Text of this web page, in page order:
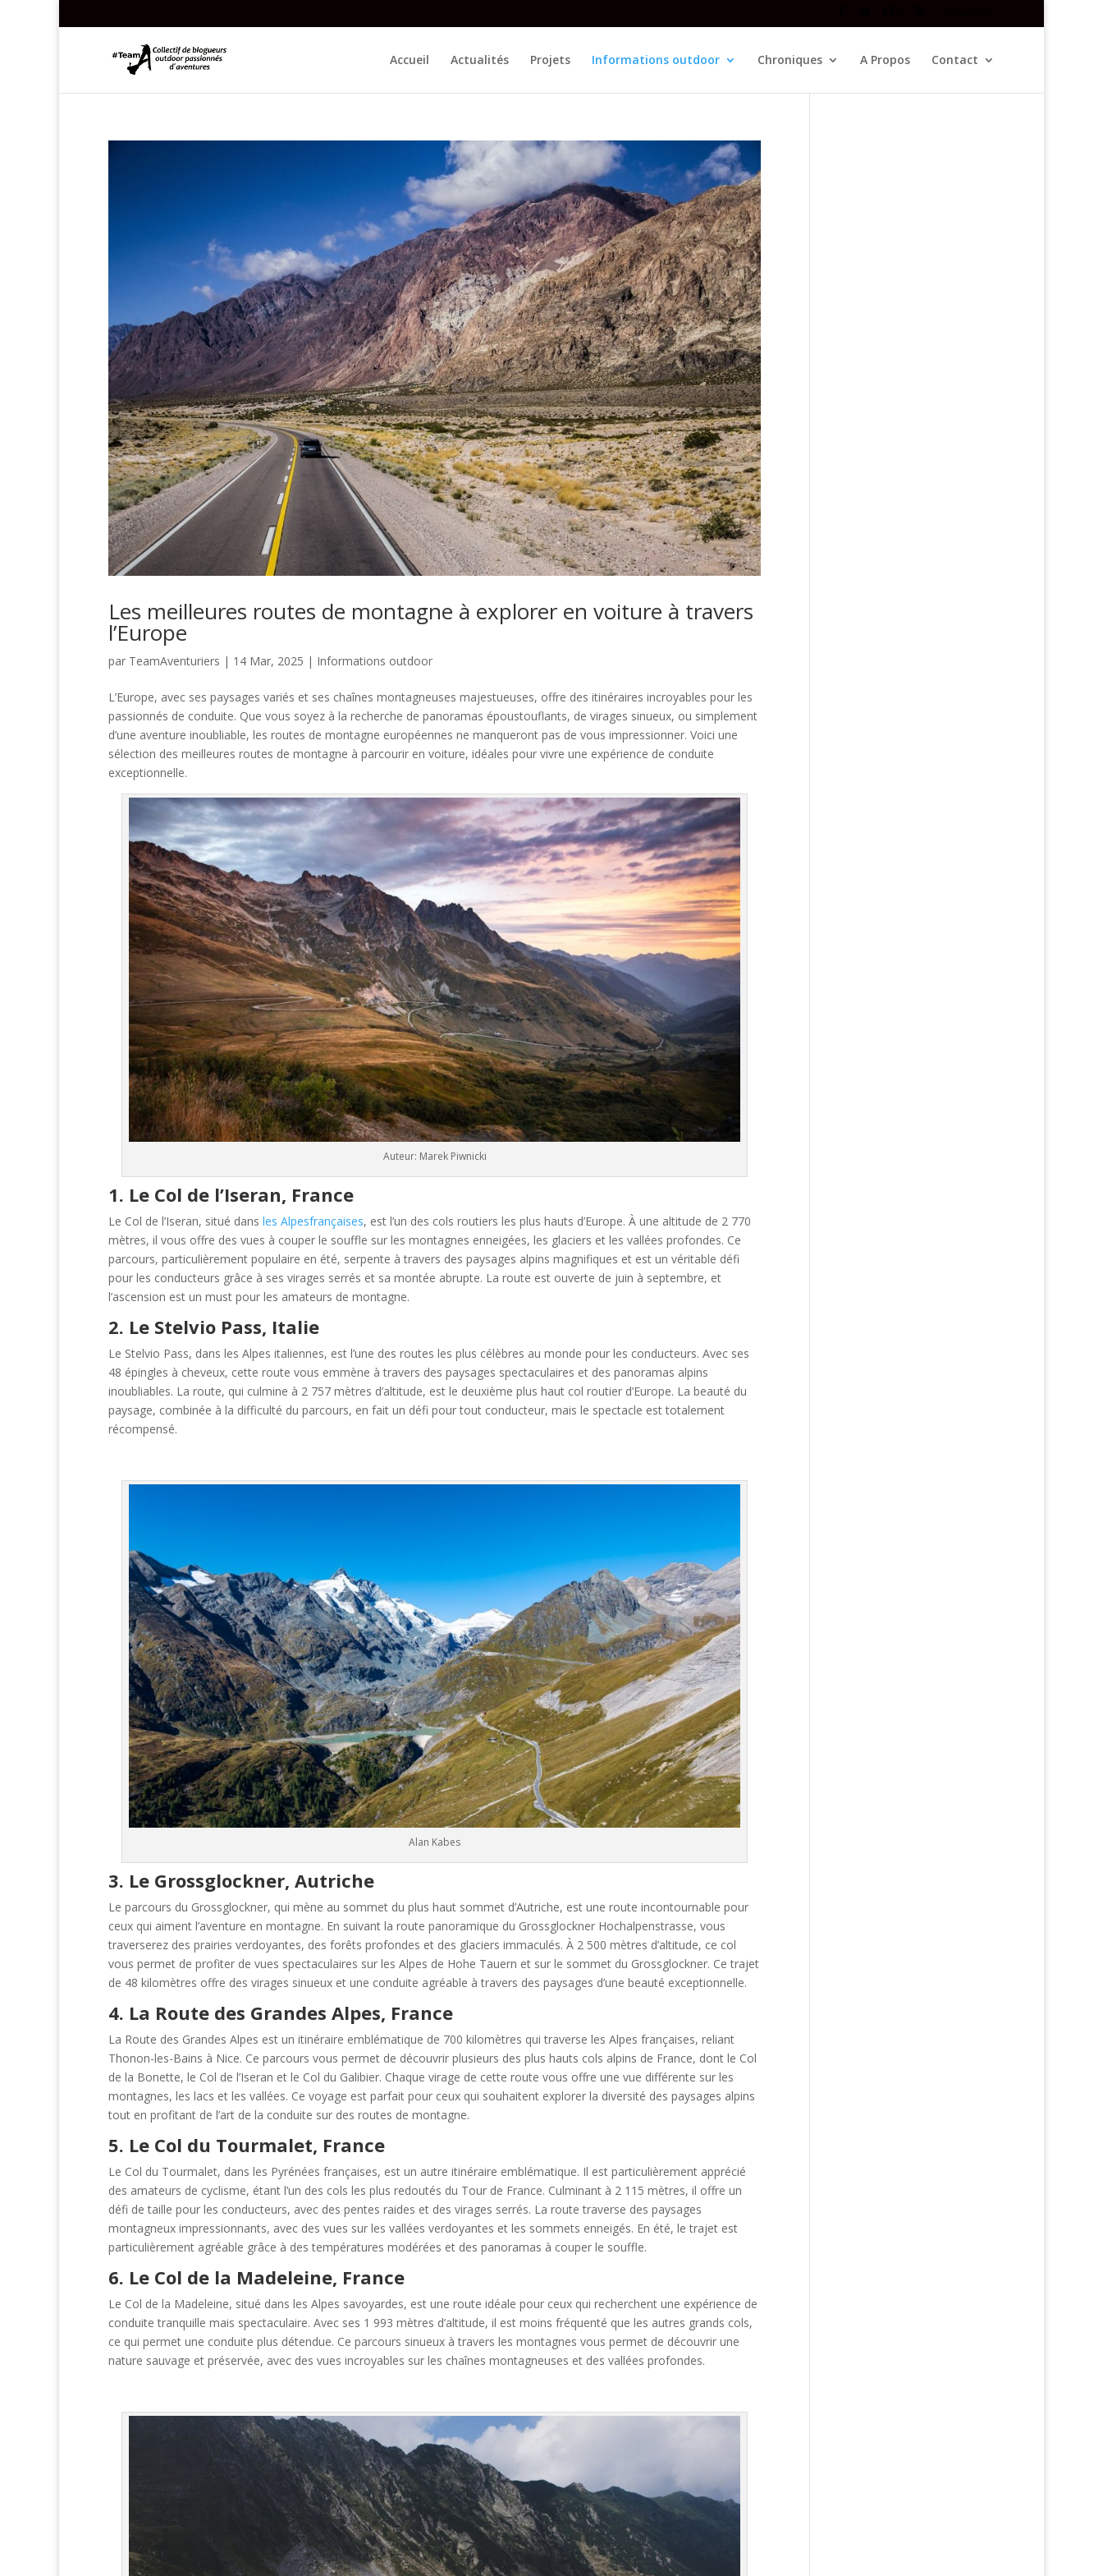
Accueil Actualités Projets Informations outdoor Chroniques A Propos Contact
Les meilleures routes de montagne à explorer en voiture à travers
l’Europe
par TeamAventuriers | 14 Mar, 2025 | Informations outdoor
L’Europe, avec ses paysages variés et ses chaînes montagneuses majestueuses, offre des itinéraires incroyables pour les
passionnés de conduite. Que vous soyez à la recherche de panoramas époustouflants, de virages sinueux, ou simplement
d’une aventure inoubliable, les routes de montagne européennes ne manqueront pas de vous impressionner. Voici une
sélection des meilleures routes de montagne à parcourir en voiture, idéales pour vivre une expérience de conduite
exceptionnelle.
Auteur: Marek Piwnicki
1. Le Col de l’Iseran, France
Le Col de l’Iseran, situé dans les Alpesfrançaises, est l’un des cols routiers les plus hauts d’Europe. À une altitude de 2 770
mètres, il vous offre des vues à couper le souffle sur les montagnes enneigées, les glaciers et les vallées profondes. Ce
parcours, particulièrement populaire en été, serpente à travers des paysages alpins magnifiques et est un véritable défi
pour les conducteurs grâce à ses virages serrés et sa montée abrupte. La route est ouverte de juin à septembre, et
l’ascension est un must pour les amateurs de montagne.
2. Le Stelvio Pass, Italie
Le Stelvio Pass, dans les Alpes italiennes, est l’une des routes les plus célèbres au monde pour les conducteurs. Avec ses
48 épingles à cheveux, cette route vous emmène à travers des paysages spectaculaires et des panoramas alpins
inoubliables. La route, qui culmine à 2 757 mètres d’altitude, est le deuxième plus haut col routier d’Europe. La beauté du
paysage, combinée à la difficulté du parcours, en fait un défi pour tout conducteur, mais le spectacle est totalement
récompensé.
Alan Kabes
3. Le Grossglockner, Autriche
Le parcours du Grossglockner, qui mène au sommet du plus haut sommet d’Autriche, est une route incontournable pour
ceux qui aiment l’aventure en montagne. En suivant la route panoramique du Grossglockner Hochalpenstrasse, vous
traverserez des prairies verdoyantes, des forêts profondes et des glaciers immaculés. À 2 500 mètres d’altitude, ce col
vous permet de profiter de vues spectaculaires sur les Alpes de Hohe Tauern et sur le sommet du Grossglockner. Ce trajet
de 48 kilomètres offre des virages sinueux et une conduite agréable à travers des paysages d’une beauté exceptionnelle.
4. La Route des Grandes Alpes, France
La Route des Grandes Alpes est un itinéraire emblématique de 700 kilomètres qui traverse les Alpes françaises, reliant
Thonon-les-Bains à Nice. Ce parcours vous permet de découvrir plusieurs des plus hauts cols alpins de France, dont le Col
de la Bonette, le Col de l’Iseran et le Col du Galibier. Chaque virage de cette route vous offre une vue différente sur les
montagnes, les lacs et les vallées. Ce voyage est parfait pour ceux qui souhaitent explorer la diversité des paysages alpins
tout en profitant de l’art de la conduite sur des routes de montagne.
5. Le Col du Tourmalet, France
Le Col du Tourmalet, dans les Pyrénées françaises, est un autre itinéraire emblématique. Il est particulièrement apprécié
des amateurs de cyclisme, étant l’un des cols les plus redoutés du Tour de France. Culminant à 2 115 mètres, il offre un
défi de taille pour les conducteurs, avec des pentes raides et des virages serrés. La route traverse des paysages
montagneux impressionnants, avec des vues sur les vallées verdoyantes et les sommets enneigés. En été, le trajet est
particulièrement agréable grâce à des températures modérées et des panoramas à couper le souffle.
6. Le Col de la Madeleine, France
Le Col de la Madeleine, situé dans les Alpes savoyardes, est une route idéale pour ceux qui recherchent une expérience de
conduite tranquille mais spectaculaire. Avec ses 1 993 mètres d’altitude, il est moins fréquenté que les autres grands cols,
ce qui permet une conduite plus détendue. Ce parcours sinueux à travers les montagnes vous permet de découvrir une
nature sauvage et préservée, avec des vues incroyables sur les chaînes montagneuses et des vallées profondes.